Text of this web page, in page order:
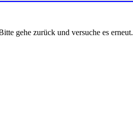
gehe zurück und versuche es erneut.